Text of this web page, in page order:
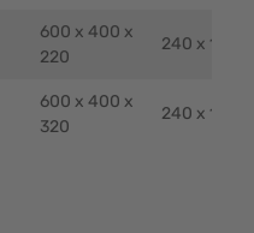
600 x 400 x
220
240 x 130
600 x 400 x
320
240 x 130